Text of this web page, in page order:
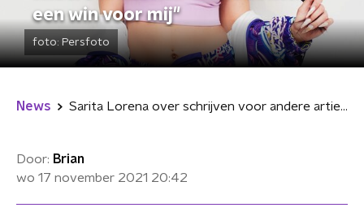
een win voor mij"
foto: Persfoto
News Sarita Lorena over schrijven voor andere artiesten: "Het is sowieso een win voor mij"
Door: Brian
wo 17 november 2021 20:42